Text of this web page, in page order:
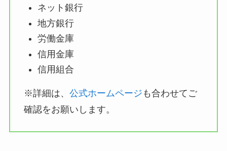
ネット銀行
地方銀行
労働金庫
信用金庫
信用組合
※詳細は、 公式ホームページ も合わせてご
確認をお願いします。